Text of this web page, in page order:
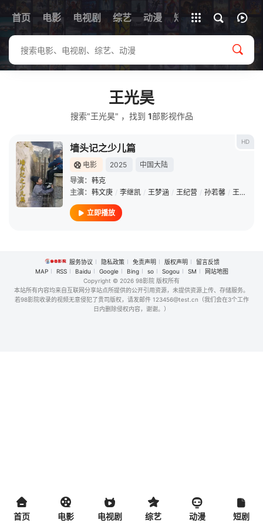
首页 电影 电视剧 综艺 动漫 短剧
全部影片
王光昊
搜索"王光昊" ，找到 1部影视作品
HD
墙头记之少儿篇
电影 2025
中国大陆
导演： 韩克
主演： 韩文庚 / 李继凯 / 王梦涵 / 王纪营 / 孙若馨 / 王光昊
立即播放
服务协议 隐私政策 免责声明 版权声明
留言反馈
MAP
RSS Baidu Google Bing so Sogou SM
网站地图
Copyright © 2026 98影院 版权所有
本站所有内容均来自互联网分享站点所提供的公开引用资源，未提供资源上传、存储服务。
若98影院收录的视频无意侵犯了贵司版权，请发邮件 123456@test.cn（我们会在3个工作
日内删除侵权内容，谢谢。）
首页 电影 电视剧 综艺 动漫 短剧